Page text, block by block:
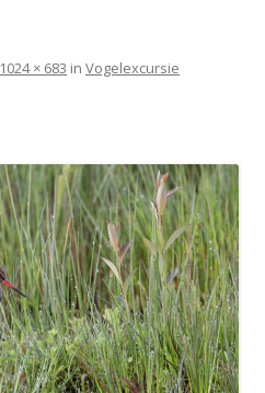
1024 × 683 in Vogelexcursie